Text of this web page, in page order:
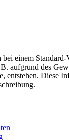
einem Standard-
aufgrund des
entstehen. Diese